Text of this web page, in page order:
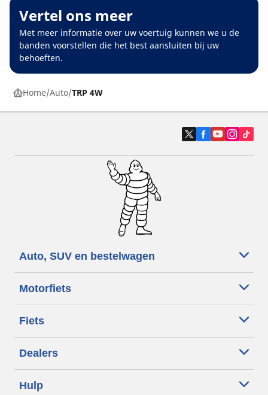
Vertel ons meer
Met meer informatie over uw voertuig kunnen we u de
banden voorstellen die het best aansluiten bij uw
behoeften.
Home Auto TRP 4W
Auto, SUV en bestelwagen
Motorfiets
Fiets
Dealers
Hulp